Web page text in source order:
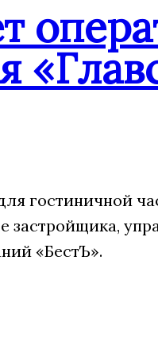
гостиничной
«БестЪ».